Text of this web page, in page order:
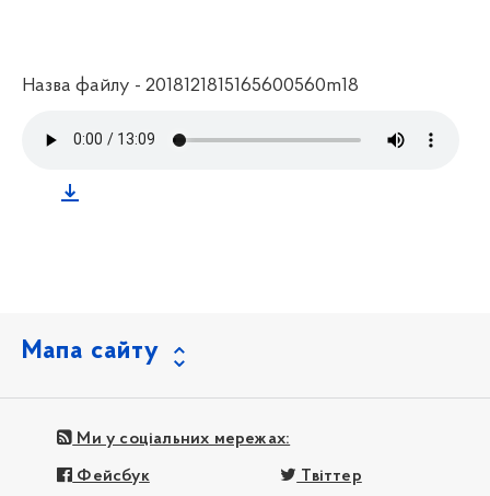
Назва файлу - 2018121815165600560m18
Мапа сайту
Ми у соціальних мережах:
Фейсбук Твіттер